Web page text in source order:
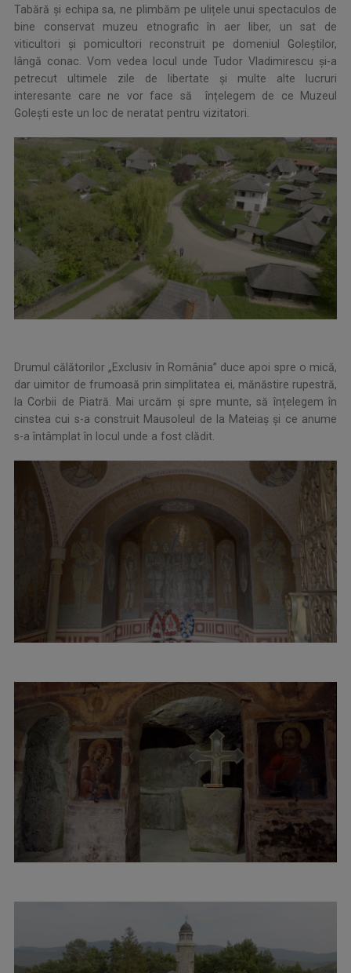
Tabără şi echipa sa, ne plimbăm pe ulițele unui spectaculos de
bine conservat muzeu etnografic în aer liber, un sat de
viticultori și pomicultori reconstruit pe domeniul Goleştilor,
lângă conac. Vom vedea locul unde Tudor Vladimirescu și-a
petrecut ultimele zile de libertate și multe alte lucruri
interesante care ne vor face să înțelegem de ce Muzeul
Golești este un loc de neratat pentru vizitatori.
Drumul călătorilor „Exclusiv în România” duce apoi spre o mică,
dar uimitor de frumoasă prin simplitatea ei, mănăstire rupestră,
la Corbii de Piatră. Mai urcăm şi spre munte, să înțelegem în
cinstea cui s-a construit Mausoleul de la Mateiaș și ce anume
s-a întâmplat în locul unde a fost clădit.